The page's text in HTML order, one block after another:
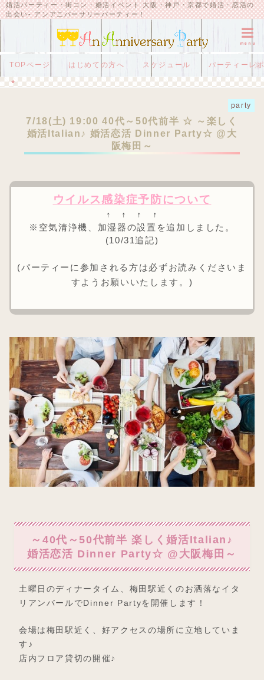
婚活パーティー・街コン・婚活イベント 大阪・神戸・京都で婚活・恋活の
出会い- アンアニバーサリーパーティー！
menu
TOPページ はじめての方へ スケジュール パーティーレ
HOME party 7/18(土) 19:00 40代～50代前半 ☆ ～楽しく婚活Italian♪ 婚活恋活 Dinner Party☆ @大阪梅田～
party
7/18(土) 19:00 40代～50代前半 ☆ ～楽しく
婚活Italian♪ 婚活恋活 Dinner Party☆ @大
阪梅田～
ウイルス感染症予防について
↑ ↑ ↑ ↑
※空気清浄機、加湿器の設置を追加しました。
(10/31追記)
(パーティーに参加される方は必ずお読みくださいま
すようお願いいたします。)
～40代～50代前半 楽しく婚活Italian♪
婚活恋活 Dinner Party☆ @大阪梅田～
土曜日のディナータイム、梅田駅近くのお洒落なイタ
リアンバールでDinner Partyを開催します！
会場は梅田駅近く、好アクセスの場所に立地していま
す♪
店内フロア貸切の開催♪